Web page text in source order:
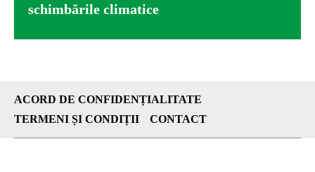
schimbările climatice
ACORD DE CONFIDENȚIALITATE
TERMENI ȘI CONDIȚII
CONTACT